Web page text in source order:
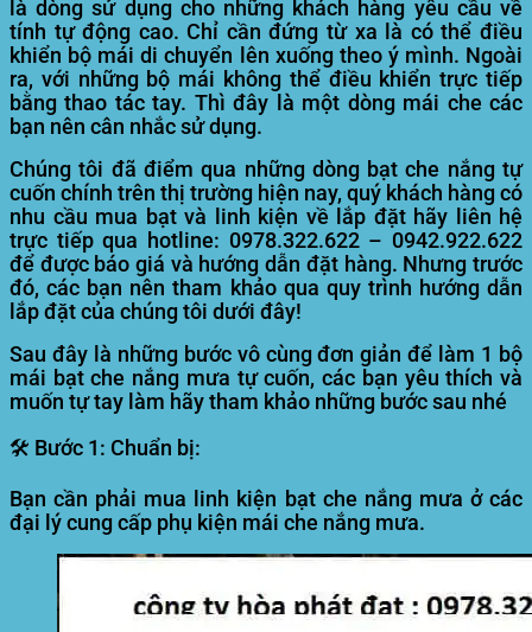
là dòng sử dụng cho những khách hàng yêu cầu về
tính tự động cao. Chỉ cần đứng từ xa là có thể điều
khiển bộ mái di chuyển lên xuống theo ý mình. Ngoài
ra, với những bộ mái không thể điều khiển trực tiếp
bằng thao tác tay. Thì đây là một dòng mái che các
bạn nên cân nhắc sử dụng.
Chúng tôi đã điểm qua những dòng bạt che nắng tự
cuốn chính trên thị trường hiện nay, quý khách hàng có
nhu cầu mua bạt và linh kiện về lắp đặt hãy liên hệ
trực tiếp qua hotline: 0978.322.622 – 0942.922.622
để được báo giá và hướng dẫn đặt hàng. Nhưng trước
đó, các bạn nên tham khảo qua quy trình hướng dẫn
lắp đặt của chúng tôi dưới đây!
Sau đây là những bước vô cùng đơn giản để làm 1 bộ
mái bạt che nắng mưa tự cuốn, các bạn yêu thích và
muốn tự tay làm hãy tham khảo những bước sau nhé
🛠️ Bước 1 : Chuẩn bị:
Bạn cần phải mua linh kiện bạt che nắng mưa ở các
đại lý cung cấp phụ kiện mái che nắng mưa.